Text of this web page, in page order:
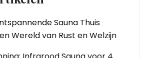
Sauna Thuis
Wereld van Rust en Welzijn